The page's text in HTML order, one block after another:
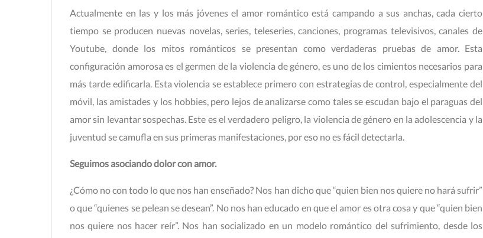
Actualmente en las y los más jóvenes el amor romántico está campando a sus anchas, cada cierto
tiempo se producen nuevas novelas, series, teleseries, canciones, programas televisivos, canales de
Youtube, donde los mitos románticos se presentan como verdaderas pruebas de amor. Esta
configuración amorosa es el germen de la violencia de género, es uno de los cimientos necesarios para
más tarde edificarla. Esta violencia se establece primero con estrategias de control, especialmente del
móvil, las amistades y los hobbies, pero lejos de analizarse como tales se escudan bajo el paraguas del
amor sin levantar sospechas. Este es el verdadero peligro, la violencia de género en la adolescencia y la
juventud se camufla en sus primeras manifestaciones, por eso no es fácil detectarla.
Seguimos asociando dolor con amor.
¿Cómo no con todo lo que nos han enseñado? Nos han dicho que “quien bien nos quiere no hará sufrir”
o que “quienes se pelean se desean”. No nos han educado en que el amor es otra cosa y que “quien bien
nos quiere nos hacer reír”. Nos han socializado en un modelo romántico del sufrimiento, desde los